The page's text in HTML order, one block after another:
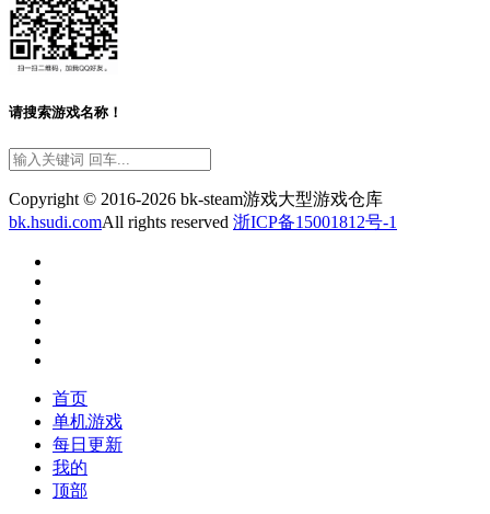
请搜索游戏名称！
Copyright © 2016-2026 bk-steam游戏大型游戏仓库
bk.hsudi.comAll rights reserved 浙ICP备15001812号-1
首页
单机游戏
每日更新
我的
顶部